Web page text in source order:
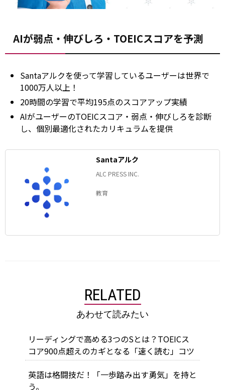
AIが弱点・伸びしろ・TOEICスコアを予測
Santaアルクを使って学習しているユーザーは世界で
1000万人以上！
20時間の学習で平均195点のスコアアップ実績
AIがユーザーのTOEICスコア・弱点・伸びしろを診断
し、個別最適化されたカリキュラムを提供
Santaアルク
ALC PRESS INC.
教育
RELATED
あわせて読みたい
リーディングで高める3つのSとは？TOEICス
コア900点超えのカギとなる「速く読む」コツ
英語は格闘技だ！「一歩踏み出す勇気」を持と
う。